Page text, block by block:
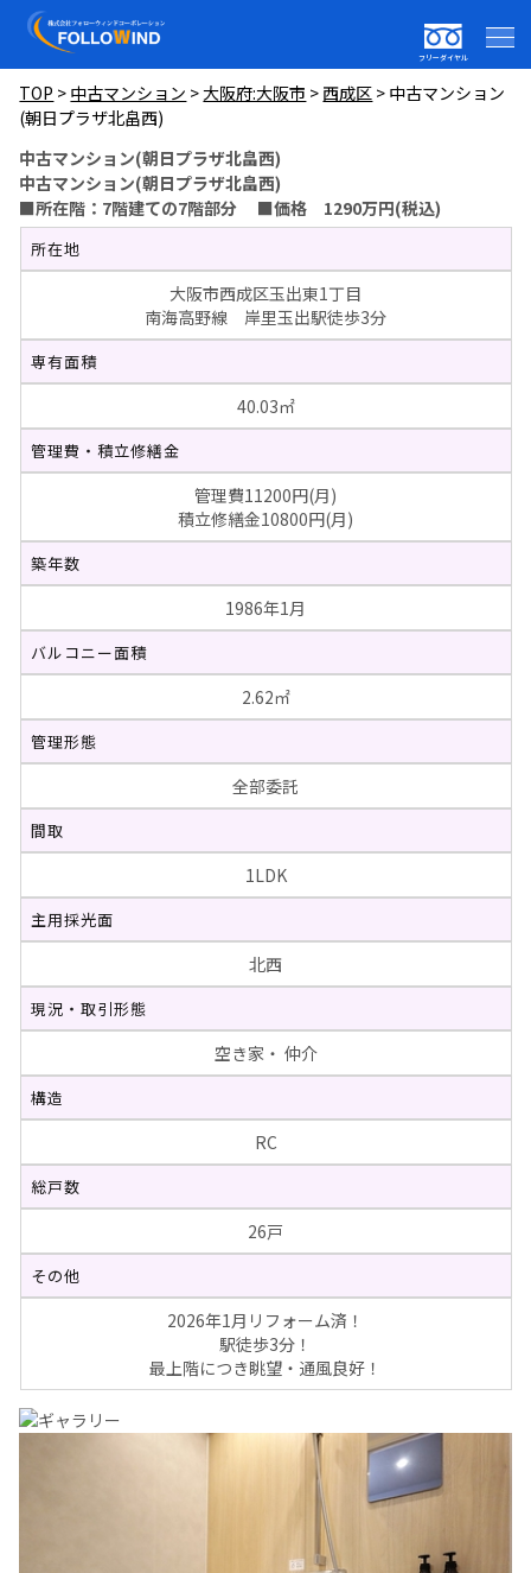
フリーダイヤル
TOP > 中古マンション >大阪府:大阪市 > 西成区 > 中古マンション
(朝日プラザ北畠西)
中古マンション(朝日プラザ北畠西)
中古マンション(朝日プラザ北畠西)
■所在階：7階建ての7階部分 ■価格 1290万円(税込)
所在地
大阪市西成区玉出東1丁目
南海高野線 岸里玉出駅徒歩3分
専有面積
40.03㎡
管理費・積立修繕金
管理費11200円(月)
積立修繕金10800円(月)
築年数
1986年1月
バルコニー面積
2.62㎡
管理形態
全部委託
間取
1LDK
主用採光面
北西
現況・取引形態
空き家・ 仲介
構造
RC
総戸数
26戸
その他
2026年1月リフォーム済！
駅徒歩3分！
最上階につき眺望・通風良好！